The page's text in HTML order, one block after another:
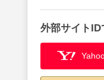
外部サイト